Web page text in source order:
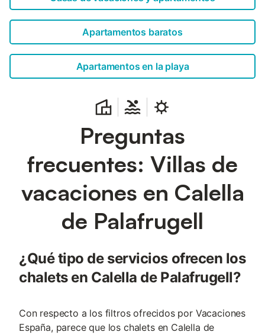
Apartamentos baratos
Apartamentos en la playa
Preguntas
frecuentes: Villas de
vacaciones en Calella
de Palafrugell
¿Qué tipo de servicios ofrecen los
chalets en Calella de Palafrugell?
Con respecto a los filtros ofrecidos por Vacaciones
España, parece que los chalets en Calella de